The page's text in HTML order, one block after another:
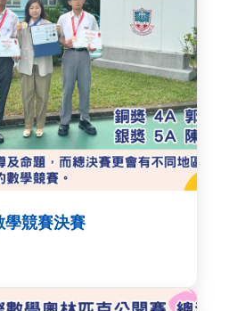
學競賽決賽